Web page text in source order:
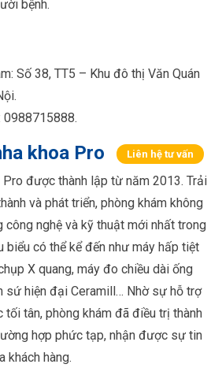
bệnh.
Số 38, TT5 – Khu đô thị Văn Quán
0988715888.
khoa Pro Liên hệ tư vấn
Pro được thành lập từ năm 2013. Trải
và phát triển, phòng khám không
công nghệ và kỹ thuật mới nhất trong
biểu có thể kể đến như máy hấp tiệt
X quang, máy đo chiều dài ống
sứ hiện đại Ceramill… Nhờ sự hỗ trợ
tối tân, phòng khám đã điều trị thành
hợp phức tạp, nhận được sự tin
khách hàng.